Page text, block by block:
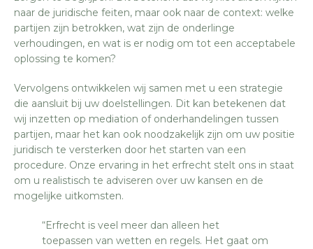
naar de juridische feiten, maar ook naar de context: welke
partijen zijn betrokken, wat zijn de onderlinge
verhoudingen, en wat is er nodig om tot een acceptabele
oplossing te komen?
Vervolgens ontwikkelen wij samen met u een strategie
die aansluit bij uw doelstellingen. Dit kan betekenen dat
wij inzetten op mediation of onderhandelingen tussen
partijen, maar het kan ook noodzakelijk zijn om uw positie
juridisch te versterken door het starten van een
procedure. Onze ervaring in het erfrecht stelt ons in staat
om u realistisch te adviseren over uw kansen en de
mogelijke uitkomsten.
“Erfrecht is veel meer dan alleen het
toepassen van wetten en regels. Het gaat om